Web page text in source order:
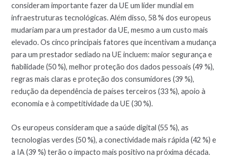
consideram importante fazer da UE um líder mundial em
infraestruturas tecnológicas. Além disso, 58 % dos europeus
mudariam para um prestador da UE, mesmo a um custo mais
elevado. Os cinco principais fatores que incentivam a mudança
para um prestador sediado na UE incluem: maior segurança e
fiabilidade (50 %), melhor proteção dos dados pessoais (49 %),
regras mais claras e proteção dos consumidores (39 %),
redução da dependência de países terceiros (33 %), apoio à
economia e à competitividade da UE (30 %).
Os europeus consideram que a saúde digital (55 %), as
tecnologias verdes (50 %), a conectividade mais rápida (42 %) e
a IA (39 %) terão o impacto mais positivo na próxima década.